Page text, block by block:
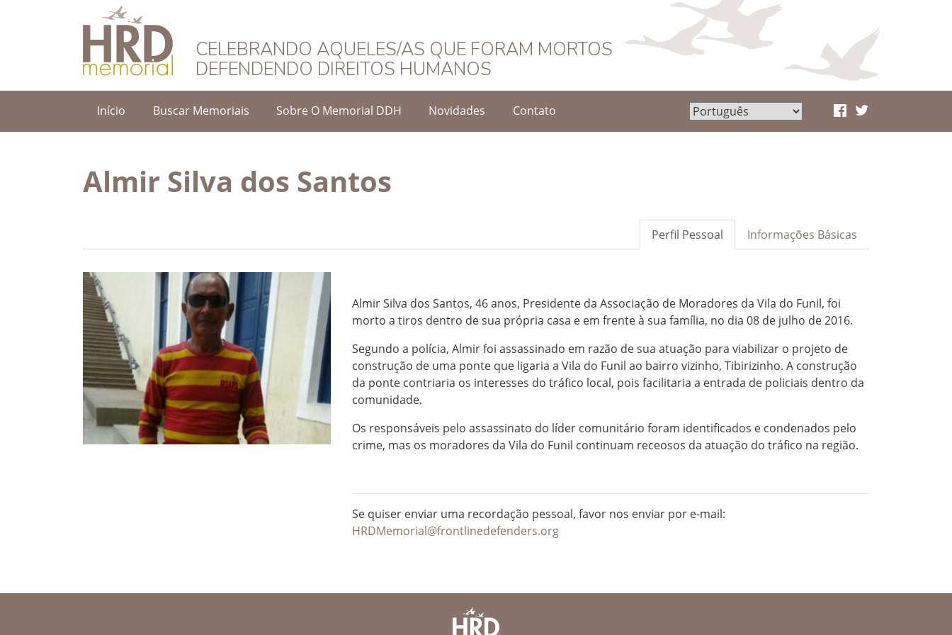
HRD Memorial – Português
CELEBRANDO AQUELES/AS QUE FORAM MORTOS
DEFENDENDO DIREITOS HUMANOS
Início Buscar Memoriais Sobre O Memorial DDH Novidades Contato
Almir Silva dos Santos
Informações Básicas
Perfil Pessoal
Almir Silva dos Santos, 46 anos, Presidente da Associação de Moradores da Vila do Funil, foi
morto a tiros dentro de sua própria casa e em frente à sua família, no dia 08 de julho de 2016.
Segundo a polícia, Almir foi assassinado em razão de sua atuação para viabilizar o projeto de
construção de uma ponte que ligaria a Vila do Funil ao bairro vizinho, Tibirizinho. A construção
da ponte contriaria os interesses do tráfico local, pois facilitaria a entrada de policiais dentro da
comunidade.
Os responsáveis pelo assassinato do líder comunitário foram identificados e condenados pelo
crime, mas os moradores da Vila do Funil continuam receosos da atuação do tráfico na região.
Se quiser enviar uma recordação pessoal, favor nos enviar por e-mail:
HRDMemorial@frontlinedefenders.org